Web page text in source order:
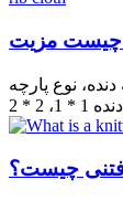
نوع پارچه
چیست؟